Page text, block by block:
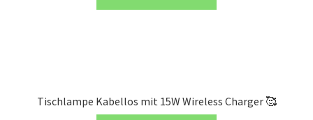
Tischlampe Kabellos mit 15W Wireless Charger 🥰